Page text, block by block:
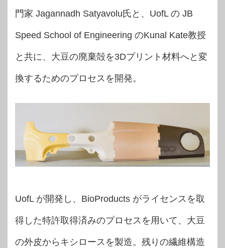
門家 Jagannadh Satyavolu氏と、UofL の JB
Speed School of Engineering のKunal Kate教授
と共に、大豆の廃棄殻を3Dプリント材料へと変
換するためのプロセスを開発。
UofL が開発し、BioProducts がライセンスを取
得した特許取得済みのプロセスを用いて、大豆
の外皮からキシロースを製造。残りの繊維構造